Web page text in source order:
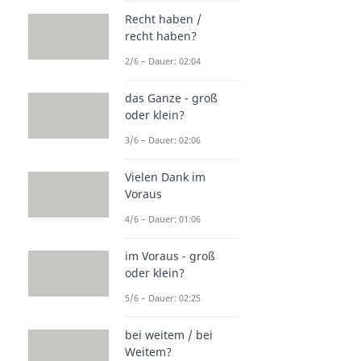
Recht haben /
recht haben?
2/6 – Dauer: 02:04
das Ganze - groß
oder klein?
3/6 – Dauer: 02:06
Vielen Dank im
Voraus
4/6 – Dauer: 01:06
im Voraus - groß
oder klein?
5/6 – Dauer: 02:25
bei weitem / bei
Weitem?